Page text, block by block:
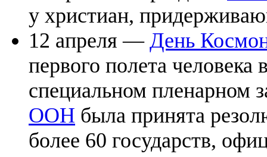
у христиан,
12 апреля — День
первого полета человека
специальном пленарном
ООН была принята
более 60 государств,